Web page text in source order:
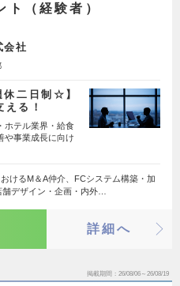
ト（経験者）
会社
休二日制☆】
る！
ホテル業界・給食
や事業成長に向け
けるM＆A仲介、FCシステム構築・加
デザイン・企画・内外…
詳細へ
掲載期間 26/08/06～26/08/19